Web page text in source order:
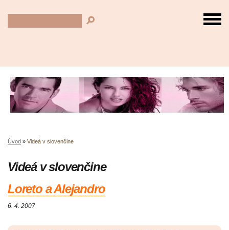
Úvod » Videá v slovenčine
Videá v slovenčine
Loreto a Alejandro
6. 4. 2007